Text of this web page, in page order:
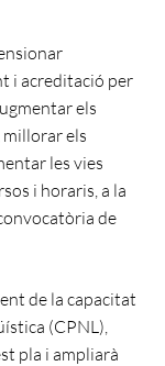
i acreditació per
els
els
les vies
i horaris, a la
de
de la capacitat
(CPNL),
pla i ampliarà